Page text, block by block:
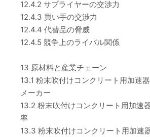
12.4.2 サプライヤーの交渉力
12.4.3 買い手の交渉力
12.4.4 代替品の脅威
12.4.5 競争上のライバル関係
13 原材料と産業チェーン
13.1 粉末吹付けコンクリート用加速
メーカー
13.2 粉末吹付けコンクリート用加速
率
13.3 粉末吹付けコンクリート用加速